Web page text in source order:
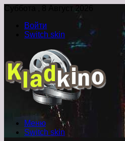
Суббота , 8 Август 2026
Войти
Switch skin
Меню
Switch skin